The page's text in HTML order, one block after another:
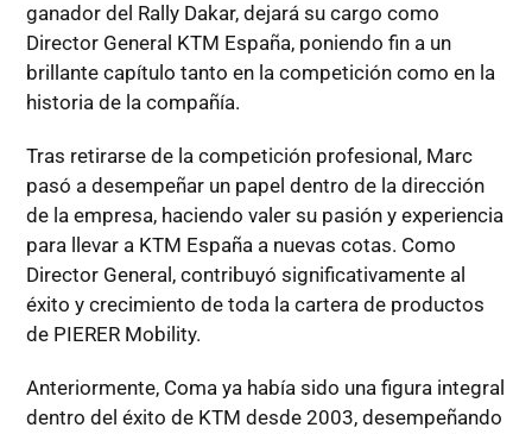
ganador del Rally Dakar, dejará su cargo como
Director General KTM España, poniendo fin a un
brillante capítulo tanto en la competición como en la
historia de la compañía.
Tras retirarse de la competición profesional, Marc
pasó a desempeñar un papel dentro de la dirección
de la empresa, haciendo valer su pasión y experiencia
para llevar a KTM España a nuevas cotas. Como
Director General, contribuyó significativamente al
éxito y crecimiento de toda la cartera de productos
de PIERER Mobility.
Anteriormente, Coma ya había sido una figura integral
dentro del éxito de KTM desde 2003, desempeñando